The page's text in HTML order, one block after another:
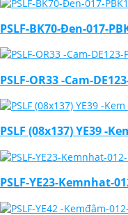
PSLF-BK70-Đen-017-
PSLF-OR33 -Cam-
PSLF (08x137) YE39 -
PSLF-YE23-Kemnhat-